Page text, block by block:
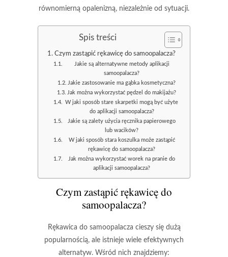
równomierną opalenizną, niezależnie od sytuacji.
Spis treści
Czym zastąpić rękawicę do samoopalacza?
Jakie są alternatywne metody aplikacji
samoopalacza?
Jakie zastosowanie ma gąbka kosmetyczna?
Jak można wykorzystać pędzel do makijażu?
W jaki sposób stare skarpetki mogą być użyte
do aplikacji samoopalacza?
Jakie są zalety użycia ręcznika papierowego
lub wacików?
W jaki sposób stara koszulka może zastąpić
rękawicę do samoopalacza?
Jak można wykorzystać worek na pranie do
aplikacji samoopalacza?
Czym zastąpić rękawicę do
samoopalacza?
Rękawica do samoopalacza cieszy się dużą
popularnością, ale istnieje wiele efektywnych
alternatyw. Wśród nich znajdziemy: